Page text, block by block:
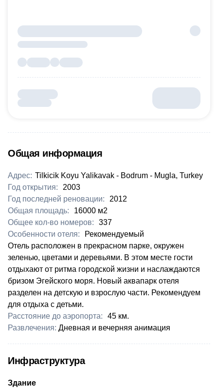
Общая информация
Адрес: Tilkicik Koyu Yalikavak - Bodrum - Mugla, Turkey
Год открытия:
2003
Год последней реновации:
2012
Общая площадь:
16000 м2
Общее кол-во номеров:
337
Особенности отеля:
Рекомендуемый
Отель расположен в прекрасном парке, окружен
зеленью, цветами и деревьями. В этом месте гости
отдыхают от ритма городской жизни и наслаждаются
бризом Эгейского моря. Новый аквапарк отеля
разделен на детскую и взрослую части. Рекомендуем
для отдыха с детьми.
Расстояние до аэропорта:
45 км.
Развлечения: Дневная и вечерняя анимация
Инфраструктура
Здание